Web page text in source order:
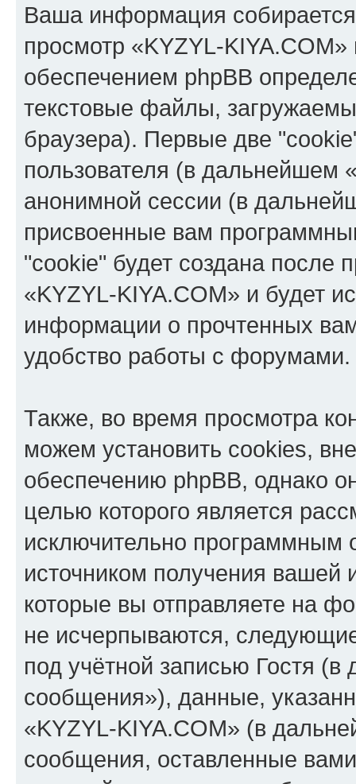
Ваша информация
просмотр «KYZYL-
обеспечением phpBB
текстовые файлы,
браузера). Первые две
пользователя (в дальнейшем
анонимной сессии (в
присвоенные вам
"cookie" будет создана после
«KYZYL-KIYA.COM» и будет
информации о прочтенных
удобство работы с форумами.
Также, во время просмотра
можем установить cookies,
обеспечению phpBB, однако
целью которого является
исключительно программным
источником получения
которые вы отправляете на
не исчерпываются,
под учётной записью Гостя
сообщения»), данные,
«KYZYL-KIYA.COM» (в
сообщения, оставленные